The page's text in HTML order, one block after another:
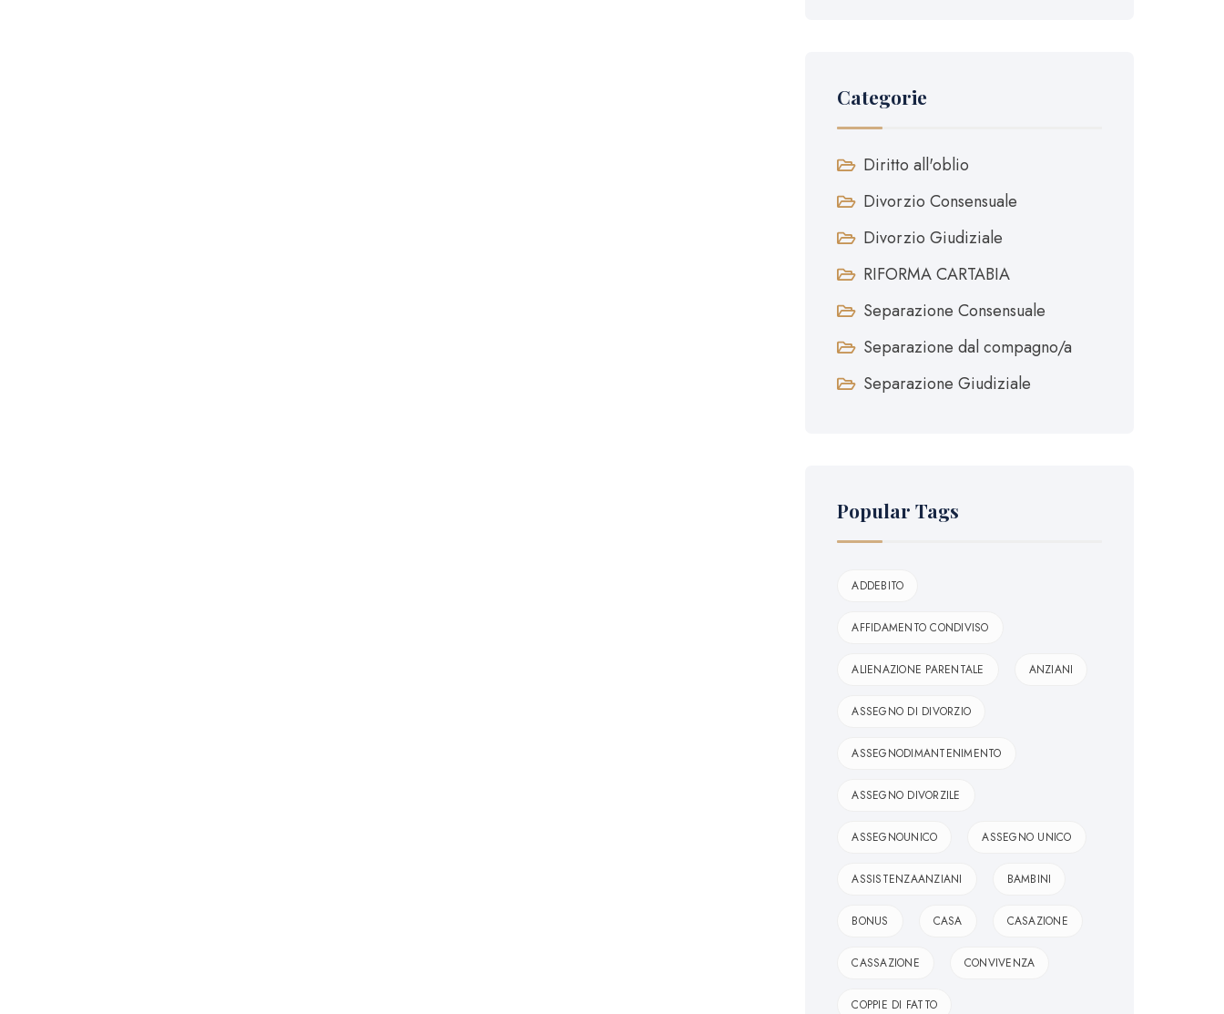
Categorie
Diritto all'oblio
Divorzio Consensuale
Divorzio Giudiziale
RIFORMA CARTABIA
Separazione Consensuale
Separazione dal compagno/a
Separazione Giudiziale
Popular Tags
ADDEBITO
AFFIDAMENTO CONDIVISO
ALIENAZIONE PARENTALE ANZIANI
ASSEGNO DI DIVORZIO
ASSEGNODIMANTENIMENTO
ASSEGNO DIVORZILE
ASSEGNOUNICO ASSEGNO UNICO
ASSISTENZAANZIANI BAMBINI
BONUS CASA CASAZIONE
CASSAZIONE CONVIVENZA
COPPIE DI FATTO